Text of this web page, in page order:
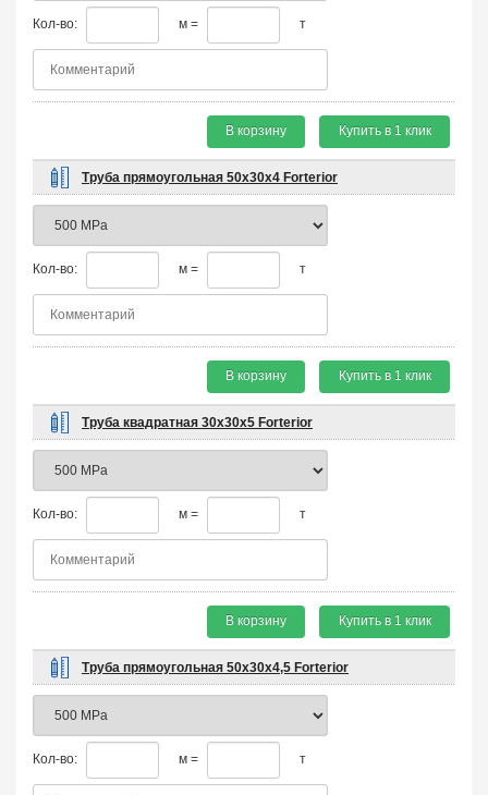
Кол-во: м = т
В корзину Купить в 1 клик
Труба прямоугольная 50х30х4 Forterior
Кол-во: м = т
В корзину Купить в 1 клик
Труба квадратная 30х30х5 Forterior
Кол-во: м = т
В корзину Купить в 1 клик
Труба прямоугольная 50х30х4,5 Forterior
Кол-во: м = т